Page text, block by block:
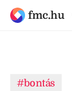
fmc.hu
#bontás